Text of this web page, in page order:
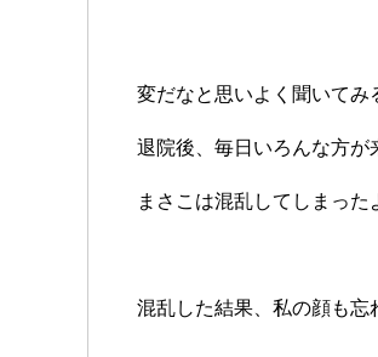
変だなと思いよく聞いてみ
退院後、毎日いろんな方が
まさこは混乱してしまった
混乱した結果、私の顔も忘